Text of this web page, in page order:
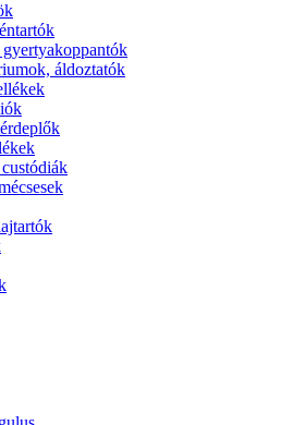
áldoztatók